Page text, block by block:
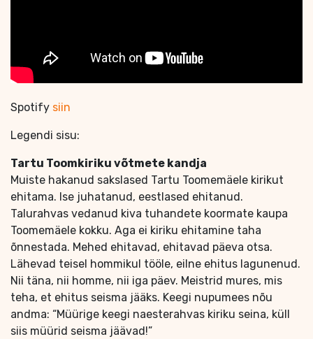
Spotify siin
Legendi sisu:
Tartu Toomkiriku võtmete kandja
Muiste hakanud sakslased Tartu Toomemäele kirikut
ehitama. Ise juhatanud, eestlased ehitanud.
Talurahvas vedanud kiva tuhandete koormate kaupa
Toomemäele kokku. Aga ei kiriku ehitamine taha
õnnestada. Mehed ehitavad, ehitavad päeva otsa.
Lähevad teisel hommikul tööle, eilne ehitus lagunenud.
Nii täna, nii homme, nii iga päev. Meistrid mures, mis
teha, et ehitus seisma jääks. Keegi nupumees nõu
andma: “Müürige keegi naesterahvas kiriku seina, küll
siis müürid seisma jäävad!”